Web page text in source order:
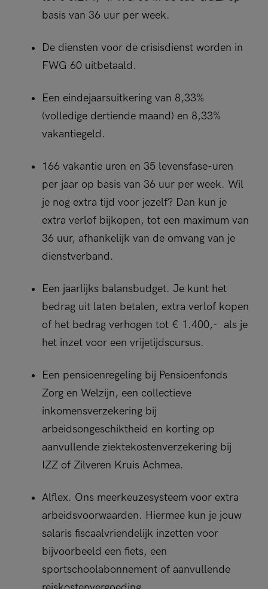
basis van 36 uur per week.
De diensten voor de crisisdienst worden in
FWG 60 uitbetaald.
Een eindejaarsuitkering van 8,33%
(volledige dertiende maand) en 8,33%
vakantiegeld.
166 vakantie uren en 35 levensfase-uren
per jaar op basis van 36 uur per week. Wil
je nog extra tijd voor jezelf? Dan kun je
extra verlof bijkopen, tot een maximum van
36 uur, afhankelijk van de omvang van je
dienstverband.
Een jaarlijks balansbudget. Je kunt het
bedrag uit laten betalen, extra verlof kopen
of het bedrag verhogen tot € 1.400,- als je
het inzet voor een vrijetijdscursus.
Een pensioenregeling bij Pensioenfonds
Zorg en Welzijn, een collectieve
inkomensverzekering bij
arbeidsongeschiktheid en korting op
aanvullende ziektekostenverzekering bij
IZZ of Zilveren Kruis Achmea.
Alflex. Ons meerkeuzesysteem voor extra
arbeidsvoorwaarden. Hiermee kun je jouw
salaris fiscaalvriendelijk inzetten voor
bijvoorbeeld een fiets, een
sportschoolabonnement of aanvullende